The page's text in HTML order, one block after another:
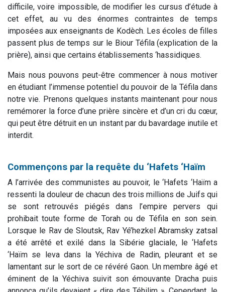
difficile, voire impossible, de modifier les cursus d’étude à
cet effet, au vu des énormes contraintes de temps
imposées aux enseignants de Kodèch. Les écoles de filles
passent plus de temps sur le Biour Téfila (explication de la
prière), ainsi que certains établissements ‘hassidiques.
Mais nous pouvons peut-être commencer à nous motiver
en étudiant l’immense potentiel du pouvoir de la Téfila dans
notre vie. Prenons quelques instants maintenant pour nous
remémorer la force d’une prière sincère et d’un cri du cœur,
qui peut être détruit en un instant par du bavardage inutile et
interdit.
Commençons par la requête du ‘Hafets ‘Haïm
A l’arrivée des communistes au pouvoir, le ‘Hafets ‘Haïm a
ressenti la douleur de chacun des trois millions de Juifs qui
se sont retrouvés piégés dans l’empire pervers qui
prohibait toute forme de Torah ou de Téfila en son sein.
Lorsque le Rav de Sloutsk, Rav Yé’hezkel Abramsky zatsal
a été arrêté et exilé dans la Sibérie glaciale, le ‘Hafets
‘Haïm se leva dans la Yéchiva de Radin, pleurant et se
lamentant sur le sort de ce révéré Gaon. Un membre âgé et
éminent de la Yéchiva suivit son émouvante Dracha puis